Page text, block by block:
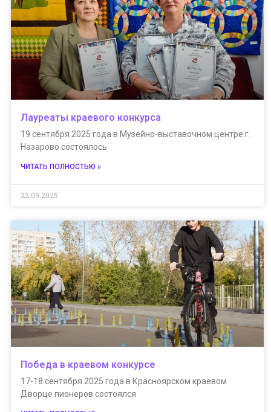
Лауреаты краевого конкурса
19 сентября 2025 года в Музейно-выставочном центре г.
Назарово состоялось
ЧИТАТЬ ПОЛНОСТЬЮ »
22.09.2025
Победа в краевом конкурсе
17-18 сентября 2025 года в Красноярском краевом
Дворце пионеров состоялся